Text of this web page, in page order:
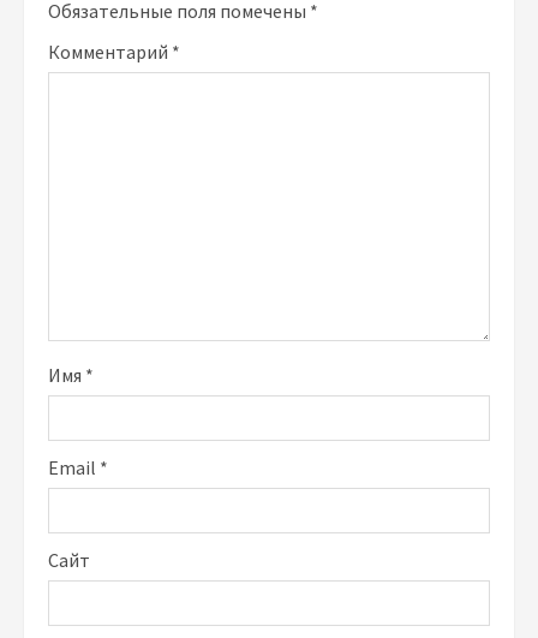
Обязательные поля помечены *
Комментарий *
Имя *
Email *
Сайт